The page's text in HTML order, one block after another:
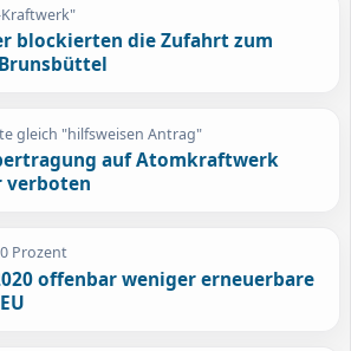
blockierten die Zufahrt zum
gleich "hilfsweisen Antrag"
auf Atomkraftwerk
verboten
Prozent
offenbar weniger erneuerbare